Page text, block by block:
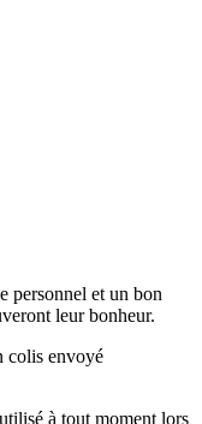
personnel et un bon
leur bonheur.
colis envoyé
à tout moment lors